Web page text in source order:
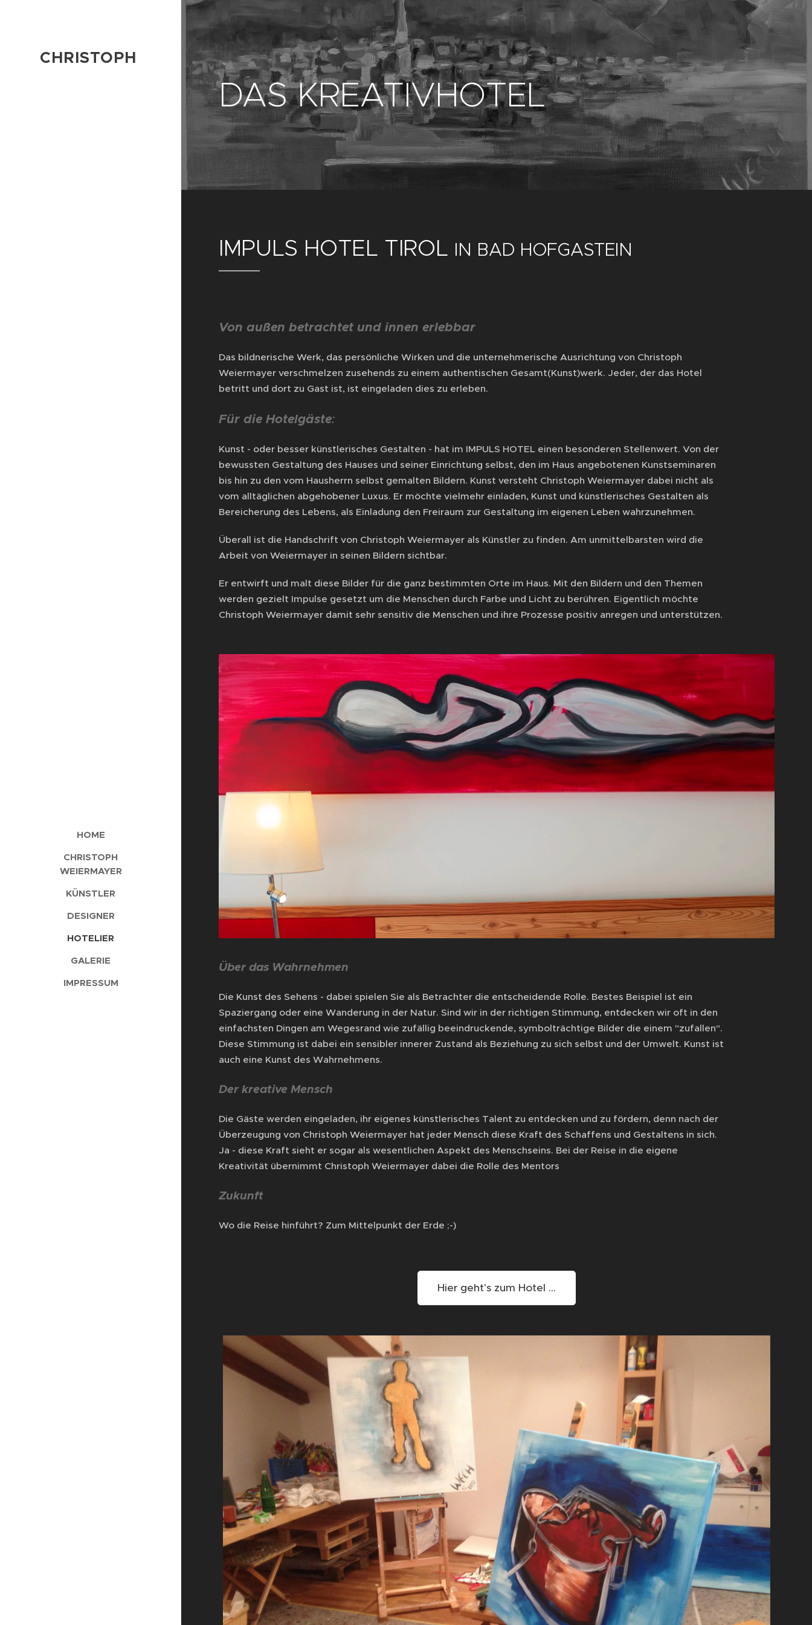
CHRISTOPH
HOME
CHRISTOPH
WEIERMAYER
KÜNSTLER
DESIGNER
HOTELIER
GALERIE
IMPRESSUM
DAS KREATIVHOTEL
IMPULS HOTEL TIROL IN BAD HOFGASTEIN
Von außen betrachtet und innen erlebbar
Das bildnerische Werk, das persönliche Wirken und die unternehmerische Ausrichtung von Christoph
Weiermayer verschmelzen zusehends zu einem authentischen Gesamt(Kunst)werk. Jeder, der das Hotel
betritt und dort zu Gast ist, ist eingeladen dies zu erleben.
Für die Hotelgäste:
Kunst - oder besser künstlerisches Gestalten - hat im IMPULS HOTEL einen besonderen Stellenwert. Von der
bewussten Gestaltung des Hauses und seiner Einrichtung selbst, den im Haus angebotenen Kunstseminaren
bis hin zu den vom Hausherrn selbst gemalten Bildern. Kunst versteht Christoph Weiermayer dabei nicht als
vom alltäglichen abgehobener Luxus. Er möchte vielmehr einladen, Kunst und künstlerisches Gestalten als
Bereicherung des Lebens, als Einladung den Freiraum zur Gestaltung im eigenen Leben wahrzunehmen.
Überall ist die Handschrift von Christoph Weiermayer als Künstler zu finden. Am unmittelbarsten wird die
Arbeit von Weiermayer in seinen Bildern sichtbar.
Er entwirft und malt diese Bilder für die ganz bestimmten Orte im Haus. Mit den Bildern und den Themen
werden gezielt Impulse gesetzt um die Menschen durch Farbe und Licht zu berühren. Eigentlich möchte
Christoph Weiermayer damit sehr sensitiv die Menschen und ihre Prozesse positiv anregen und unterstützen.
Über das Wahrnehmen
Die Kunst des Sehens - dabei spielen Sie als Betrachter die entscheidende Rolle. Bestes Beispiel ist ein
Spaziergang oder eine Wanderung in der Natur. Sind wir in der richtigen Stimmung, entdecken wir oft in den
einfachsten Dingen am Wegesrand wie zufällig beeindruckende, symbolträchtige Bilder die einem "zufallen".
Diese Stimmung ist dabei ein sensibler innerer Zustand als Beziehung zu sich selbst und der Umwelt. Kunst ist
auch eine Kunst des Wahrnehmens.
Der kreative Mensch
Die Gäste werden eingeladen, ihr eigenes künstlerisches Talent zu entdecken und zu fördern, denn nach der
Überzeugung von Christoph Weiermayer hat jeder Mensch diese Kraft des Schaffens und Gestaltens in sich.
Ja - diese Kraft sieht er sogar als wesentlichen Aspekt des Menschseins. Bei der Reise in die eigene
Kreativität übernimmt Christoph Weiermayer dabei die Rolle des Mentors
Zukunft
Wo die Reise hinführt? Zum Mittelpunkt der Erde ;-)
Hier geht's zum Hotel ...